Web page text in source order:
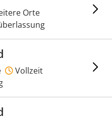
Orte
Vollzeit